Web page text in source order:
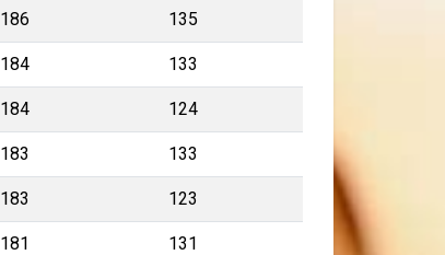
186 135
184 133
184 124
183 133
183 123
181 131